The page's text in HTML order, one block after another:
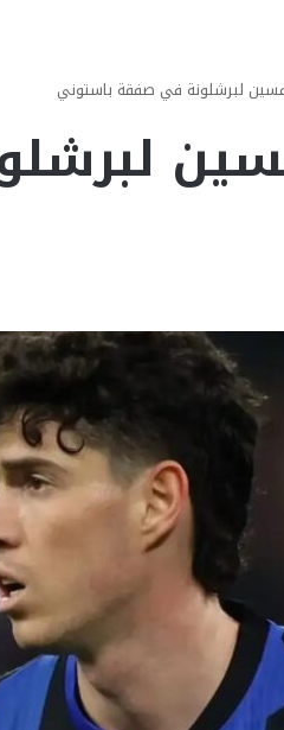
لبرشلونة في صفقة باستوني